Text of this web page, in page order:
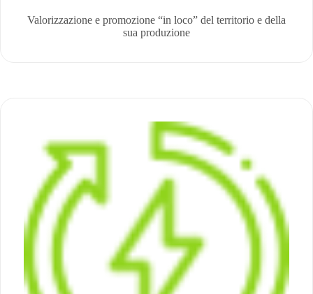
Valorizzazione e promozione “in loco” del territorio e della
sua produzione